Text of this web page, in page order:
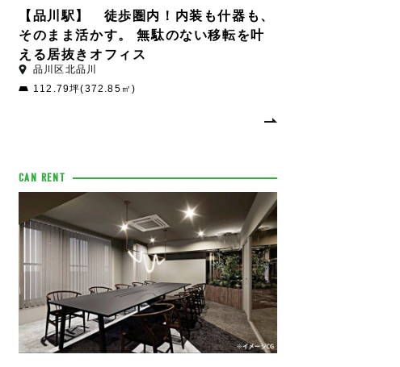
【品川駅】 徒歩圏内！内装も什器も、
そのまま活かす。 無駄のない移転を叶
える居抜きオフィス
品川区北品川
112.79坪(372.85㎡)
CAN RENT